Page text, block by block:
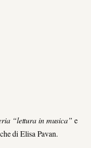
“lettura in musica” e
di Elisa Pavan.